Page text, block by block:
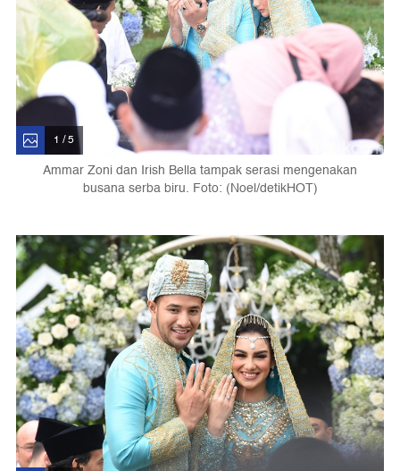
1 / 5
Ammar Zoni dan Irish Bella tampak serasi mengenakan
busana serba biru. Foto: (Noel/detikHOT)